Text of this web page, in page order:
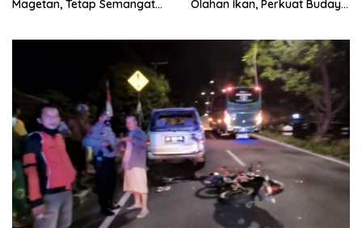
Magetan, Tetap Semangat
Olahan Ikan, Perkuat Budaya